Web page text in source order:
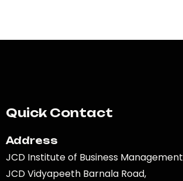
Quick Contact
Address
JCD Institute of Business Management
JCD Vidyapeeth Barnala Road,